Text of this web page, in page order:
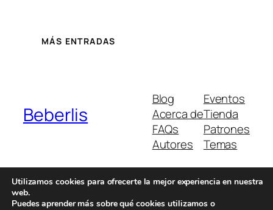
MÁS ENTRADAS
Beberlis
Blog
Acerca de
FAQs
Autores
Eventos
Tienda
Patrones
Temas
Twenty Twenty-Five Diseñado con WordPress
Utilizamos cookies para ofrecerte la mejor experiencia en nuestra
web.
Puedes aprender más sobre qué cookies utilizamos o